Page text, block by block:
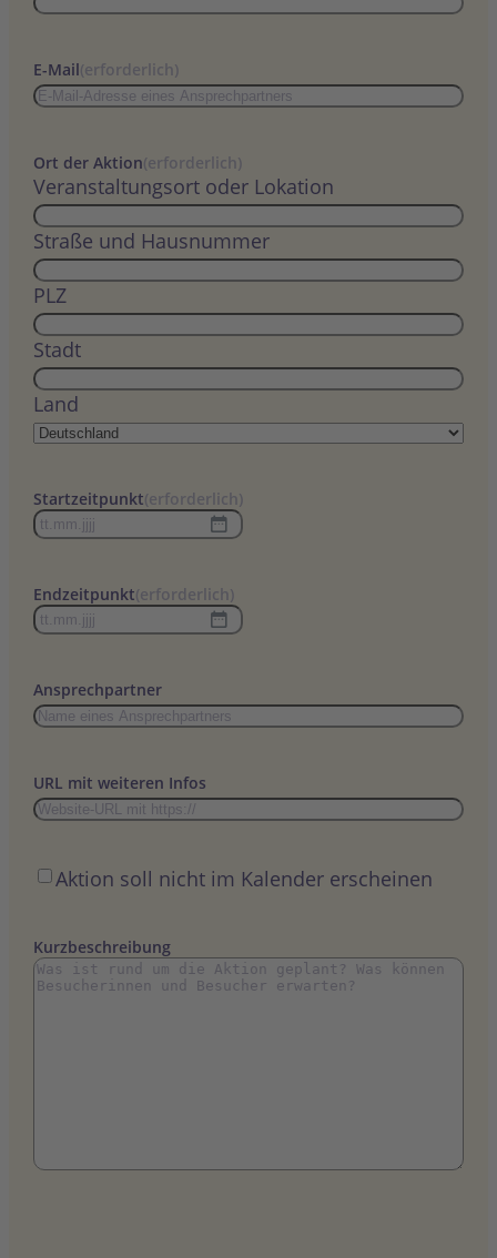
E-Mail(erforderlich)
Ort der Aktion(erforderlich)
Veranstaltungsort oder Lokation
Straße und Hausnummer
PLZ
Stadt
Land
Startzeitpunkt(erforderlich)
TT
MM
Punkt
JJJJ
Endzeitpunkt(erforderlich)
TT
MM
Punkt
Ansprechpartner
URL mit weiteren Infos
Öffentlich
Aktion soll nicht im Kalender erscheinen
Kurzbeschreibung